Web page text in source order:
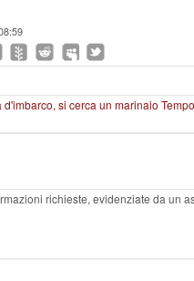
d'imbarco, si cerca un marinaio
richieste, evidenziate da un